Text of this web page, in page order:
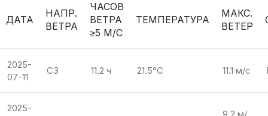
ДАТА
НАПР.
ВЕТРА
ЧАСОВ
ВЕТРА
≥5 М/С
ТЕМПЕРАТУРА
МАКС.
ВЕТЕР
2025-
07-11
СЗ 11.2 ч 21.5°C 11.1 м/с
2025-